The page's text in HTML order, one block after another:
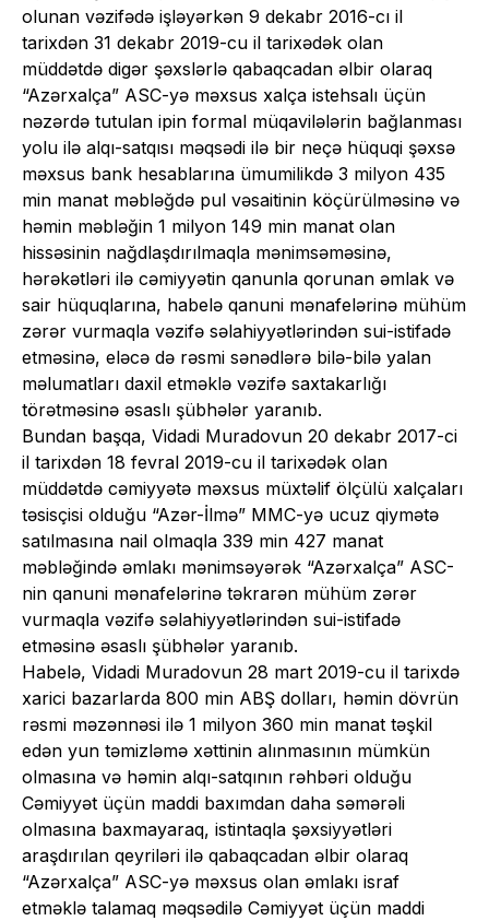
olunan vəzifədə işləyərkən 9 dekabr 2016-cı il
tarixdən 31 dekabr 2019-cu il tarixədək olan
müddətdə digər şəxslərlə qabaqcadan əlbir olaraq
“Azərxalça” ASC-yə məxsus xalça istehsalı üçün
nəzərdə tutulan ipin formal müqavilələrin bağlanması
yolu ilə alqı-satqısı məqsədi ilə bir neçə hüquqi şəxsə
məxsus bank hesablarına ümumilikdə 3 milyon 435
min manat məbləğdə pul vəsaitinin köçürülməsinə və
həmin məbləğin 1 milyon 149 min manat olan
hissəsinin nağdlaşdırılmaqla mənimsəməsinə,
hərəkətləri ilə cəmiyyətin qanunla qorunan əmlak və
sair hüquqlarına, habelə qanuni mənafelərinə mühüm
zərər vurmaqla vəzifə səlahiyyətlərindən sui-istifadə
etməsinə, eləcə də rəsmi sənədlərə bilə-bilə yalan
məlumatları daxil etməklə vəzifə saxtakarlığı
törətməsinə əsaslı şübhələr yaranıb.
Bundan başqa, Vidadi Muradovun 20 dekabr 2017-ci
il tarixdən 18 fevral 2019-cu il tarixədək olan
müddətdə cəmiyyətə məxsus müxtəlif ölçülü xalçaları
təsisçisi olduğu “Azər-İlmə” MMC-yə ucuz qiymətə
satılmasına nail olmaqla 339 min 427 manat
məbləğində əmlakı mənimsəyərək “Azərxalça” ASC-
nin qanuni mənafelərinə təkrarən mühüm zərər
vurmaqla vəzifə səlahiyyətlərindən sui-istifadə
etməsinə əsaslı şübhələr yaranıb.
Habelə, Vidadi Muradovun 28 mart 2019-cu il tarixdə
xarici bazarlarda 800 min ABŞ dolları, həmin dövrün
rəsmi məzənnəsi ilə 1 milyon 360 min manat təşkil
edən yun təmizləmə xəttinin alınmasının mümkün
olmasına və həmin alqı-satqının rəhbəri olduğu
Cəmiyyət üçün maddi baxımdan daha səmərəli
olmasına baxmayaraq, istintaqla şəxsiyyətləri
araşdırılan qeyriləri ilə qabaqcadan əlbir olaraq
“Azərxalça” ASC-yə məxsus olan əmlakı israf
etməklə talamaq məqsədilə Cəmiyyət üçün maddi